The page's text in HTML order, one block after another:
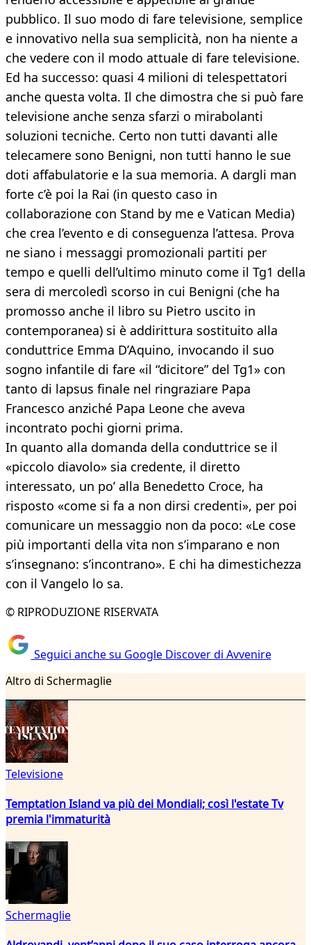
pubblico. Il suo modo di fare televisione, semplice
e innovativo nella sua semplicità, non ha niente a
che vedere con il modo attuale di fare televisione.
Ed ha successo: quasi 4 milioni di telespettatori
anche questa volta. Il che dimostra che si può fare
televisione anche senza sfarzi o mirabolanti
soluzioni tecniche. Certo non tutti davanti alle
telecamere sono Benigni, non tutti hanno le sue
doti affabulatorie e la sua memoria. A dargli man
forte c’è poi la Rai (in questo caso in
collaborazione con Stand by me e Vatican Media)
che crea l’evento e di conseguenza l’attesa. Prova
ne siano i messaggi promozionali partiti per
tempo e quelli dell’ultimo minuto come il Tg1 della
sera di mercoledì scorso in cui Benigni (che ha
promosso anche il libro su Pietro uscito in
contemporanea) si è addirittura sostituito alla
conduttrice Emma D’Aquino, invocando il suo
sogno infantile di fare «il “dicitore” del Tg1» con
tanto di lapsus finale nel ringraziare Papa
Francesco anziché Papa Leone che aveva
incontrato pochi giorni prima.
In quanto alla domanda della conduttrice se il
«piccolo diavolo» sia credente, il diretto
interessato, un po’ alla Benedetto Croce, ha
risposto «come si fa a non dirsi credenti», per poi
comunicare un messaggio non da poco: «Le cose
più importanti della vita non s’imparano e non
s’insegnano: s’incontrano». E chi ha dimestichezza
con il Vangelo lo sa.
© RIPRODUZIONE RISERVATA
Seguici anche su Google Discover di Avvenire
Altro di Schermaglie
Televisione
Temptation Island va più dei Mondiali; così l'estate Tv
premia l'immaturità
Schermaglie